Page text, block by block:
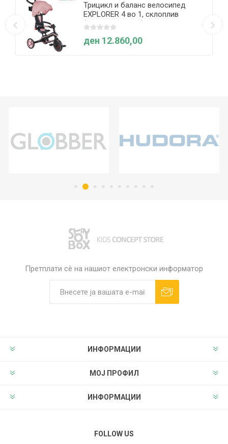
Трицикл и баланс велосипед
EXPLORER 4 во 1, склоплив
(пастелно розов) - Globber
ден 12.860,00
Претплати сè на нашиот електронски информатор
ИНФОРМАЦИИ
МОЈ ПРОФИЛ
ИНФОРМАЦИИ
FOLLOW US